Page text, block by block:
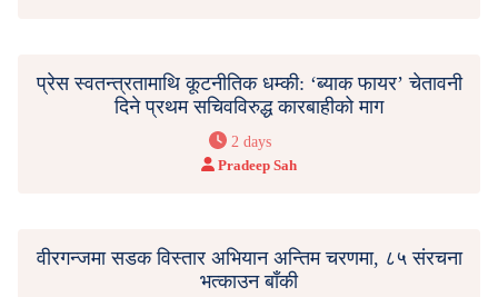
प्रेस स्वतन्त्रतामाथि कूटनीतिक धम्की: ‘ब्याक फायर’ चेतावनी
दिने प्रथम सचिवविरुद्ध कारबाहीको माग
2 days
Pradeep Sah
वीरगन्जमा सडक विस्तार अभियान अन्तिम चरणमा, ८५ संरचना
भत्काउन बाँकी